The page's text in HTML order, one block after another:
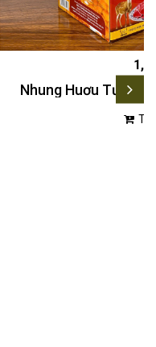
Ngâm Mật Ong
vào giỏ